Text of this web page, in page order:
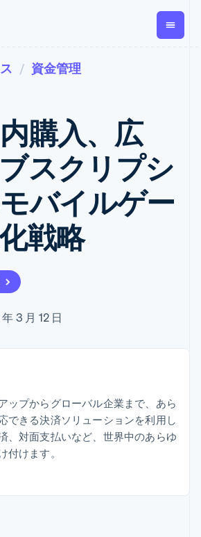
収益
経常収益
Metronome
従量課金
サブスクリ
プション
サブスクリ
プションの
管理
Invoicing
1 回限りまた
は継続
消費税と
VAT の自動
Recognition
自動化
ポート
Data
Pipeline
データの同
期
Global
Payouts
第三者
への入
金
フォー
規模別
スケース別
ジェンティックコマ
ス
マース / ECサイト
型金融
・財務関連
リ内決済
ケットプレイス
管理
企業
エイターエコノミ―
ム
ピタリティ、旅行、
ャー
ンメント
ュメント
ブラリと SDK
Apps
ド
ライン決済を受け付
済みの決済を実装
ケットプレイスを構
る
スクリプションを管
課金請求を提供
ードを発行
ース
者のブログ
ド
ポート
ートに問い合わせる
サポートプラン
フェッショナルサー
い合わせ
資金管理
購入、広
スクリプシ
バイルゲー
戦略
3 月 12 日
ップからグローバル企業まで、あら
できる決済ソリューションを利用し
、対面支払いなど、世界中のあらゆ
付けます。